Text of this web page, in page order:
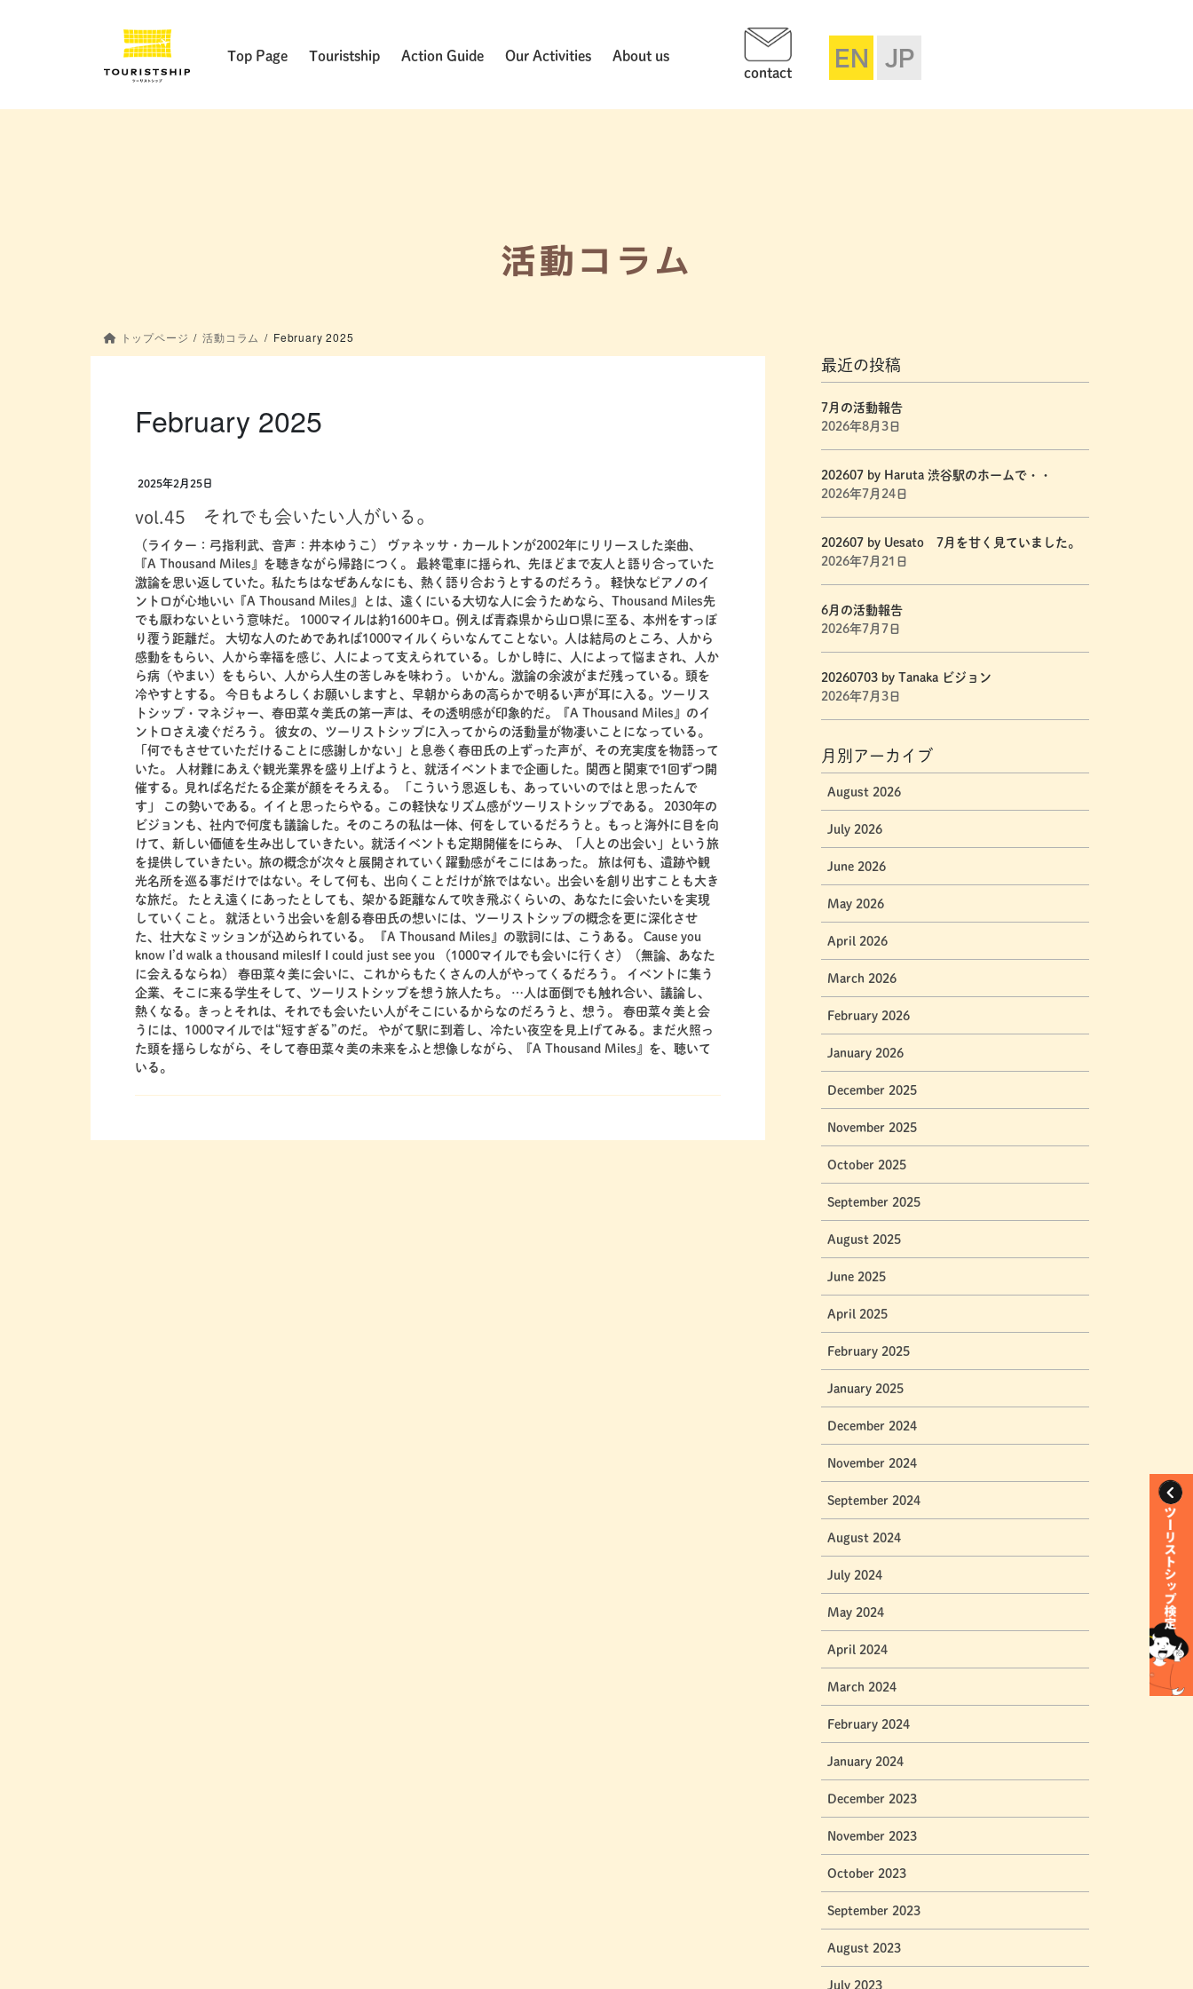
Top Page Touristship Action Guide Our Activities
About us
contact
EN JP
活動コラム
トップページ 活動コラム February 2025
February 2025
2025年2月25日
vol.45 それでも会いたい人がいる。
（ライター：弓指利武、音声：井本ゆうこ） ヴァネッサ・カールトンが2002年にリリースした楽曲、
『A Thousand Miles』を聴きながら帰路につく。 最終電車に揺られ、先ほどまで友人と語り合っていた
激論を思い返していた。私たちはなぜあんなにも、熱く語り合おうとするのだろう。 軽快なピアノのイ
ントロが心地いい『A Thousand Miles』とは、遠くにいる大切な人に会うためなら、Thousand Miles先
でも厭わないという意味だ。 1000マイルは約1600キロ。例えば青森県から山口県に至る、本州をすっぽ
り覆う距離だ。 大切な人のためであれば1000マイルくらいなんてことない。人は結局のところ、人から
感動をもらい、人から幸福を感じ、人によって支えられている。しかし時に、人によって悩まされ、人か
ら病（やまい）をもらい、人から人生の苦しみを味わう。 いかん。激論の余波がまだ残っている。頭を
冷やすとする。 今日もよろしくお願いしますと、早朝からあの高らかで明るい声が耳に入る。ツーリス
トシップ・マネジャー、春田菜々美氏の第一声は、その透明感が印象的だ。『A Thousand Miles』のイ
ントロさえ凌ぐだろう。 彼女の、ツーリストシップに入ってからの活動量が物凄いことになっている。
「何でもさせていただけることに感謝しかない」と息巻く春田氏の上ずった声が、その充実度を物語って
いた。 人材難にあえぐ観光業界を盛り上げようと、就活イベントまで企画した。関西と関東で1回ずつ開
催する。見れば名だたる企業が顔をそろえる。 「こういう恩返しも、あっていいのではと思ったんで
す」 この勢いである。イイと思ったらやる。この軽快なリズム感がツーリストシップである。 2030年の
ビジョンも、社内で何度も議論した。そのころの私は一体、何をしているだろうと。もっと海外に目を向
けて、新しい価値を生み出していきたい。就活イベントも定期開催をにらみ、「人との出会い」という旅
を提供していきたい。旅の概念が次々と展開されていく躍動感がそこにはあった。 旅は何も、遺跡や観
光名所を巡る事だけではない。そして何も、出向くことだけが旅ではない。出会いを創り出すことも大き
な旅だ。 たとえ遠くにあったとしても、架かる距離なんて吹き飛ぶくらいの、あなたに会いたいを実現
していくこと。 就活という出会いを創る春田氏の想いには、ツーリストシップの概念を更に深化させ
た、壮大なミッションが込められている。 『A Thousand Miles』の歌詞には、こうある。 Cause you
know I’d walk a thousand milesIf I could just see you （1000マイルでも会いに行くさ）（無論、あなた
に会えるならね） 春田菜々美に会いに、これからもたくさんの人がやってくるだろう。 イベントに集う
企業、そこに来る学生そして、ツーリストシップを想う旅人たち。 …人は面倒でも触れ合い、議論し、
熱くなる。きっとそれは、それでも会いたい人がそこにいるからなのだろうと、想う。 春田菜々美と会
うには、1000マイルでは“短すぎる”のだ。 やがて駅に到着し、冷たい夜空を見上げてみる。まだ火照っ
た頭を揺らしながら、そして春田菜々美の未来をふと想像しながら、『A Thousand Miles』を、聴いて
いる。
最近の投稿
7月の活動報告
2026年8月3日
202607 by Haruta 渋谷駅のホームで・・
2026年7月24日
202607 by Uesato 7月を甘く見ていました。
2026年7月21日
6月の活動報告
2026年7月7日
20260703 by Tanaka ビジョン
2026年7月3日
月別アーカイブ
August 2026
July 2026
June 2026
May 2026
April 2026
March 2026
February 2026
January 2026
December 2025
November 2025
October 2025
September 2025
August 2025
June 2025
April 2025
February 2025
January 2025
December 2024
November 2024
September 2024
August 2024
July 2024
May 2024
April 2024
March 2024
February 2024
January 2024
December 2023
November 2023
October 2023
September 2023
August 2023
July 2023